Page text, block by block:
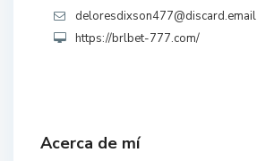
deloresdixson477@discard.email
https://brlbet-777.com/
Acerca de mí